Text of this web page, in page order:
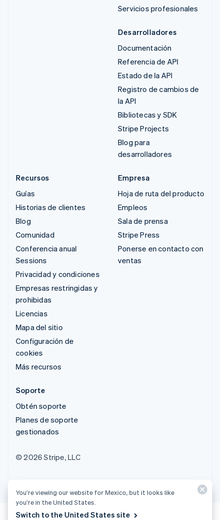
Servicios profesionales
Desarrolladores
Documentación
Referencia de API
Estado de la API
Registro de cambios de
la API
Bibliotecas y SDK
Stripe Projects
Blog para
desarrolladores
Recursos
Guías
Historias de clientes
Blog
Comunidad
Conferencia anual
Sessions
Privacidad y condiciones
Empresas restringidas y
prohibidas
Licencias
Mapa del sitio
Configuración de
cookies
Más recursos
Empresa
Hoja de ruta del producto
Empleos
Sala de prensa
Stripe Press
Ponerse en contacto con
ventas
Soporte
Obtén soporte
Planes de soporte
gestionados
© 2026 Stripe, LLC
You’re viewing our website for Mexico, but it looks like
you’re in the United States.
Switch to the United States site